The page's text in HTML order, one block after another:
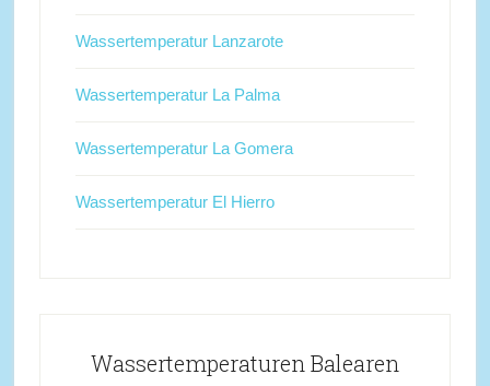
Wassertemperatur Lanzarote
Wassertemperatur La Palma
Wassertemperatur La Gomera
Wassertemperatur El Hierro
Wassertemperaturen Balearen